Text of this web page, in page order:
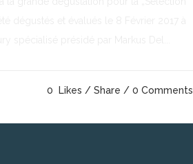
0 Likes Share 0 Comments